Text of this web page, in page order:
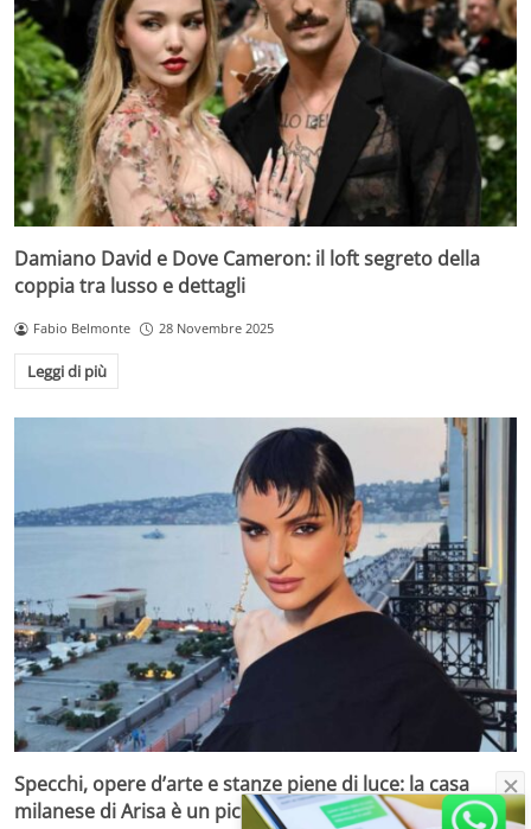
Damiano David e Dove Cameron: il loft segreto della
coppia tra lusso e dettagli
Fabio Belmonte 28 Novembre 2025
Leggi di più
Specchi, opere d’arte e stanze piene di luce: la casa
milanese di Arisa è un piccolo gioiello